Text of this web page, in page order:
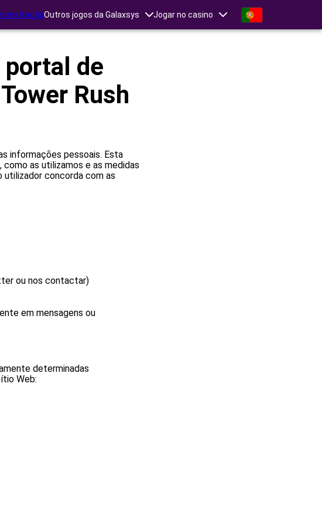
Outros jogos da Galaxsys Jogar no casino
de
Rush
informações pessoais. Esta
as utilizamos e as medidas
utilizador concorda com as
ou nos contactar)
em mensagens ou
determinadas
Web: